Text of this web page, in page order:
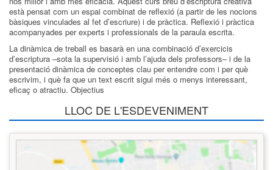
està pensat com un espai combinat de reflexió (a partir de les nocions
bàsiques vinculades al fet d’escriure) i de pràctica. Reflexió i pràctica
acompanyades per experts i professionals de la paraula escrita.
La dinàmica de treball es basarà en una combinació d’exercicis
d’escriptura –sota la supervisió i amb l’ajuda dels professors– i de la
presentació dinàmica de conceptes clau per entendre com i per què
escrivim, i què fa que un text escrit sigui més o menys interessant,
eficaç o atractiu. Objectius
LLOC DE L'ESDEVENIMENT